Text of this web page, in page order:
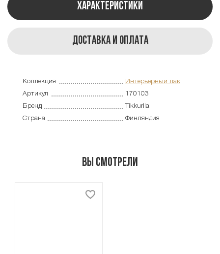
Характеристики
Доставка и оплата
Коллекция
Интерьерный лак
Артикул
170103
Бренд
Tikkurila
Страна
Финляндия
Вы смотрели